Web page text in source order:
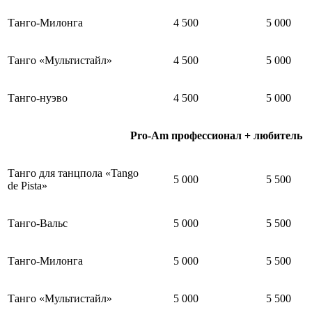
Танго-Милонга 4 500 5 000
Танго «Мультистайл» 4 500 5 000
Танго-нуэво 4 500 5 000
Pro-Am профессионал + любитель
Танго для танцпола «Tango
de Pista»
5 000 5 500
Танго-Вальс 5000 5 500
Танго-Милонга 5000 5 500
Танго «Мультистайл» 5000 5 500